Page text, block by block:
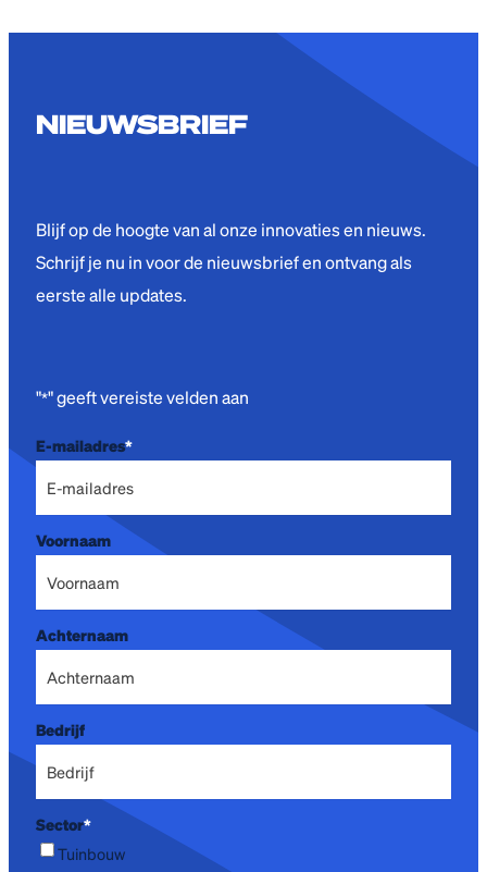
NIEUWSBRIEF
Blijf op de hoogte van al onze innovaties en nieuws.
Schrijf je nu in voor de nieuwsbrief en ontvang als
eerste alle updates.
"*" geeft vereiste velden aan
E-mailadres*
Voornaam
Achternaam
Bedrijf
Sector*
Tuinbouw